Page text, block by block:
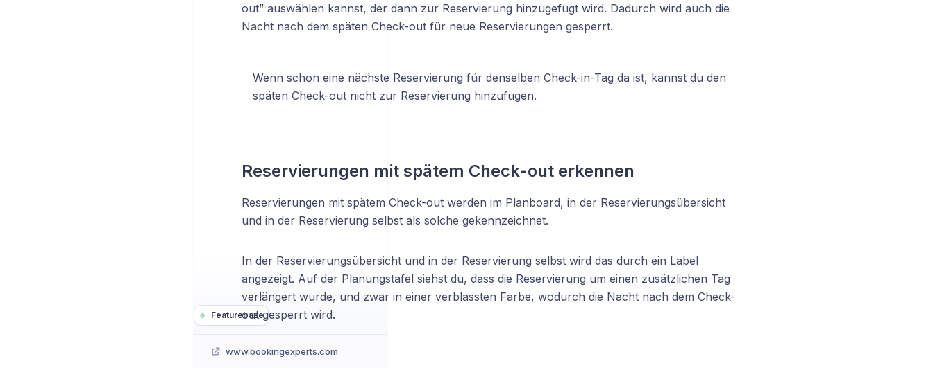
Featurebase
www.bookingexperts.com
out” auswählen kannst, der dann zur Reservierung hinzugefügt wird. Dadurch wird auch die
Nacht nach dem späten Check-out für neue Reservierungen gesperrt.
Wenn schon eine nächste Reservierung für denselben Check-in-Tag da ist, kannst du den
späten Check-out nicht zur Reservierung hinzufügen.
Reservierungen mit spätem Check-out erkennen
Reservierungen mit spätem Check-out werden im Planboard, in der Reservierungsübersicht
und in der Reservierung selbst als solche gekennzeichnet.
In der Reservierungsübersicht und in der Reservierung selbst wird das durch ein Label
angezeigt. Auf der Planungstafel siehst du, dass die Reservierung um einen zusätzlichen Tag
verlängert wurde, und zwar in einer verblassten Farbe, wodurch die Nacht nach dem Check-
out gesperrt wird.